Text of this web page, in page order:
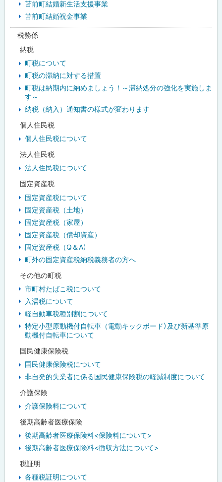
苫前町結婚新生活支援事業
苫前町結婚祝金事業
税務係
納税
町税について
町税の滞納に対する措置
町税は納期内に納めましょう！～滞納処分の強化を実施しま
す～
納税（納入）通知書の様式が変わります
個人住民税
個人住民税について
法人住民税
法人住民税について
固定資産税
固定資産税について
固定資産税（土地）
固定資産税（家屋）
固定資産税（償却資産）
固定資産税（Q＆A）
町外の固定資産税納税義務者の方へ
その他の町税
市町村たばこ税について
入湯税について
軽自動車税種別割について
特定小型原動機付自転車（電動キックボード）及び新基準原
動機付自転車について
国民健康保険税
国民健康保険税について
非自発的失業者に係る国民健康保険税の軽減制度について
介護保険
介護保険料について
後期高齢者医療保険
後期高齢者医療保険料<保険料について>
後期高齢者医療保険料<徴収方法について>
税証明
各種税証明について